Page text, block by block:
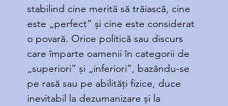
stabilind cine merită să trăiască, cine
este „perfect” și cine este considerat
o povară. Orice politică sau discurs
care împarte oamenii în categorii de
„superiori” și „inferiori”, bazându-se
pe rasă sau pe abilități fizice, duce
inevitabil la dezumanizare și la